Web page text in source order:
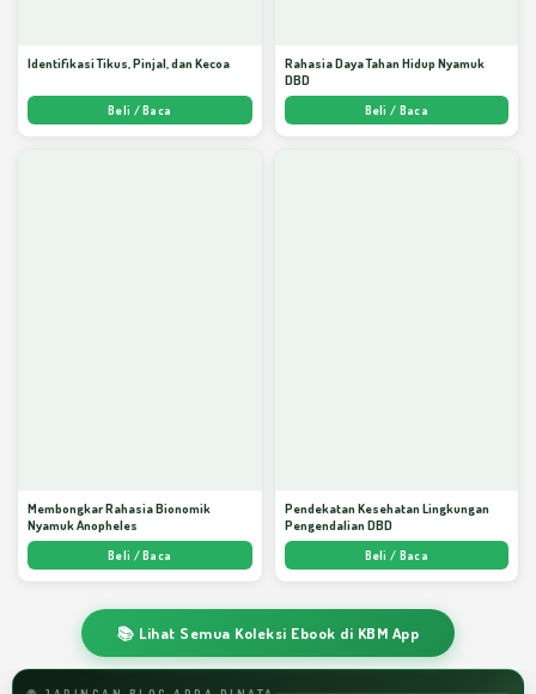
Identifikasi Tikus, Pinjal, dan Kecoa
Beli / Baca
Rahasia Daya Tahan Hidup Nyamuk
DBD
Beli / Baca
Membongkar Rahasia Bionomik
Nyamuk Anopheles
Beli / Baca
Pendekatan Kesehatan Lingkungan
Pengendalian DBD
Beli / Baca
📚 Lihat Semua Koleksi Ebook di KBM App